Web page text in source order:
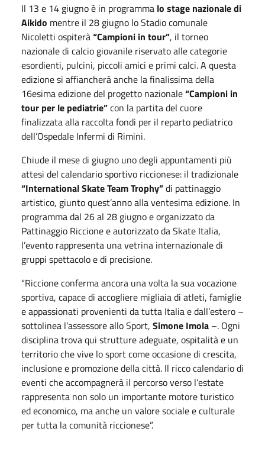
Il 13 e 14 giugnoè in programma lo stage nazionale di
Aikido mentre il 28 giugno lo Stadio comunale
Nicoletti ospiterà“Campioni in tour”, il torneo
nazionale di calcio giovanile riservato alle categorie
esordienti, pulcini, piccoli amici e primi calci. A questa
edizione si affiancherà anche la finalissima della
16esima edizione del progetto nazionale“Campioni in
tour per le pediatrie”con la partita del cuore
finalizzata alla raccolta fondi per il reparto pediatrico
dell’Ospedale Infermi di Rimini.
Chiude il mese di giugno uno degli appuntamenti più
attesi del calendario sportivo riccionese: il tradizionale
“International Skate Team Trophy”di pattinaggio
artistico, giunto quest’anno alla ventesima edizione. In
programma dal 26al 28 giugnoe organizzato da
Pattinaggio Riccione e autorizzato da Skate Italia,
l’evento rappresenta una vetrina internazionale di
gruppi spettacolo e di precisione.
“Riccione conferma ancora una volta la sua vocazione
sportiva, capace di accogliere migliaia di atleti, famiglie
e appassionati provenienti da tutta Italia e dall’estero –
sottolinea l’assessore allo Sport, Simone Imola –. Ogni
disciplina trova qui strutture adeguate, ospitalità e un
territorio che vive lo sport come occasione di crescita,
inclusione e promozione della città. Il ricco calendario di
eventi che accompagnerà il percorso verso l’estate
rappresenta non solo un importante motore turistico
ed economico, ma anche un valore sociale e culturale
per tutta la comunità riccionese”.